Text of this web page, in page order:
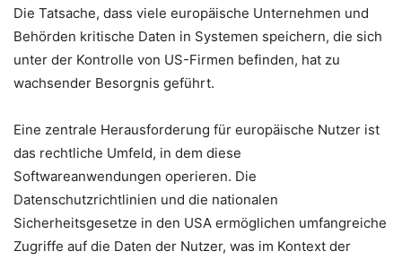
Die Tatsache, dass viele europäische Unternehmen und
Behörden kritische Daten in Systemen speichern, die sich
unter der Kontrolle von US-Firmen befinden, hat zu
wachsender Besorgnis geführt.
Eine zentrale Herausforderung für europäische Nutzer ist
das rechtliche Umfeld, in dem diese
Softwareanwendungen operieren. Die
Datenschutzrichtlinien und die nationalen
Sicherheitsgesetze in den USA ermöglichen umfangreiche
Zugriffe auf die Daten der Nutzer, was im Kontext der